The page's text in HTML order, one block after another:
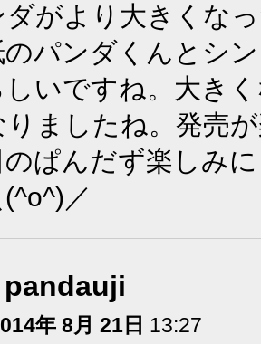
ダがより大きくな
のパンダくんとシ
しいですね。大き
ましたね。発売
ぱんだず楽しみ
／
pandauji
年 8月 21日 13:27